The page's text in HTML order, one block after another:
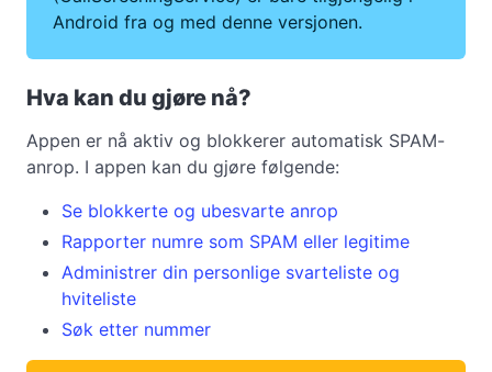
Android fra og med denne versjonen.
Hva kan du gjøre nå?
Appen er nå aktiv og blokkerer automatisk SPAM-
anrop. I appen kan du gjøre følgende:
Se blokkerte og ubesvarte anrop
Rapporter numre som SPAM eller legitime
Administrer din personlige svarteliste og
hviteliste
Søk etter nummer